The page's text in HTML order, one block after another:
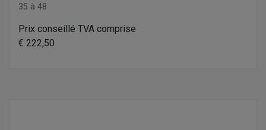
35 à 48
Prix conseillé TVA comprise
€ 222,50